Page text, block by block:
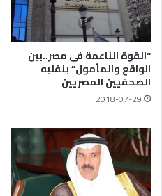
“القوة الناعمة فى مصر..بين
الواقع والمأمول” بنقلبه
الصحفيين المصريين
2018-07-29